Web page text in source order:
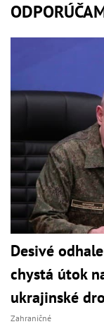
Desivé
chystá útok
ukrajinské
Zahraničné